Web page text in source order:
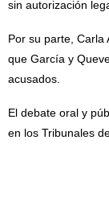
sin autorización
Por su parte, Carla
que García y
acusados.
El debate oral y
en los Tribunales